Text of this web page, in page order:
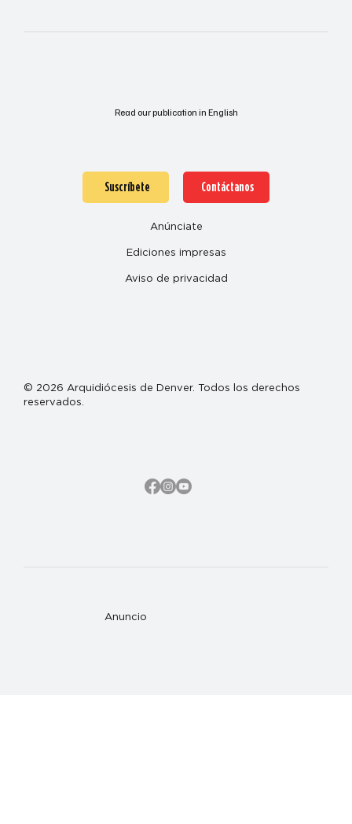
Read our publication in English
Anuncio
Suscríbete Contáctanos
Anúnciate
Ediciones impresas
Aviso de privacidad
© 2026 Arquidiócesis de Denver. Todos los derechos
reservados.